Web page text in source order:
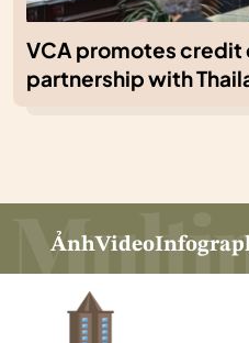
VCA promotes
partnership with
ẢnhVideo